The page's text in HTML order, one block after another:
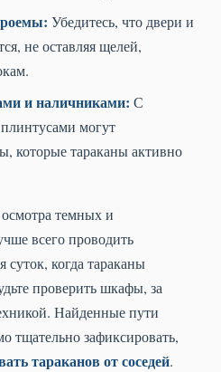
Убедитесь, что двери и
не оставляя щелей,
и наличниками: С
могут
которые тараканы активно
темных и
всего проводить
когда тараканы
проверить шкафы, за
Найденные пути
тщательно зафиксировать,
тараканов от соседей.